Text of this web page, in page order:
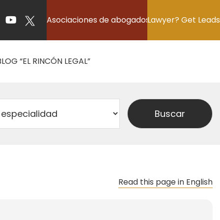
Asociaciones de abogadosLawyer? Get Leads
“EL RINCÓN LEGAL”
Read this page in English